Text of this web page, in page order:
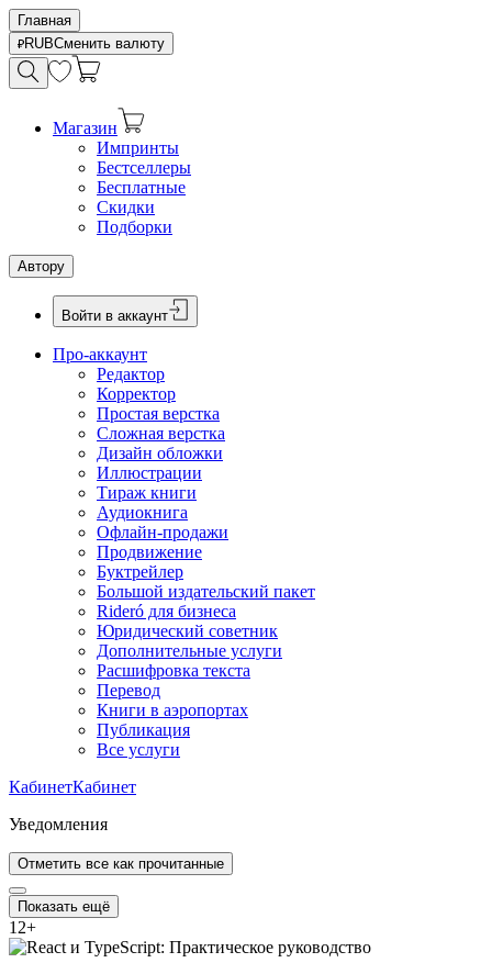
Главная
RUBСменить валюту
Магазин
Импринты
Бестселлеры
Бесплатные
Скидки
Подборки
Автору
Войти в аккаунт
Про-аккаунт
Редактор
Корректор
Простая верстка
Сложная верстка
Дизайн обложки
Иллюстрации
Тираж книги
Аудиокнига
Офлайн-продажи
Продвижение
Буктрейлер
Большой издательский пакет
Rideró для бизнеса
Юридический советник
Дополнительные услуги
Расшифровка текста
Перевод
Книги в аэропортах
Публикация
Все услуги
КабинетКабинет
Уведомления
Отметить все как прочитанные
Показать ещё
12+